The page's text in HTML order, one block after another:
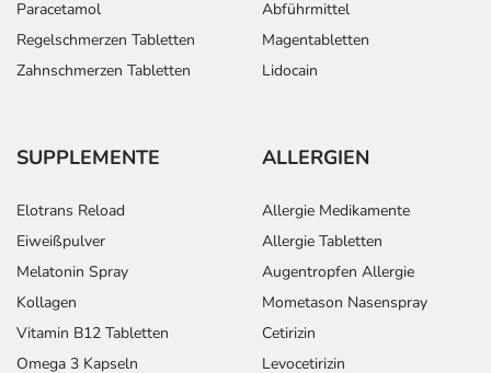
Paracetamol
Regelschmerzen Tabletten
Zahnschmerzen Tabletten
Abführmittel
Magentabletten
Lidocain
SUPPLEMENTE
Elotrans Reload
Eiweißpulver
Melatonin Spray
Kollagen
Vitamin B12 Tabletten
Omega 3 Kapseln
ALLERGIEN
Allergie Medikamente
Allergie Tabletten
Augentropfen Allergie
Mometason Nasenspray
Cetirizin
Levocetirizin